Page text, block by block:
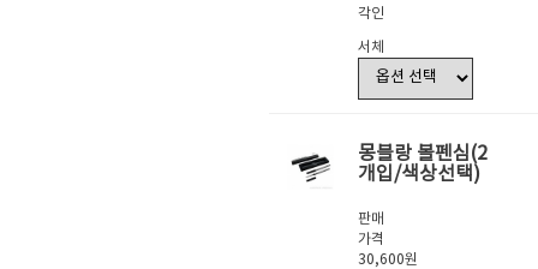
각인
서체
몽블랑 볼펜심(2
개입/색상선택)
판매
가격
30,600원